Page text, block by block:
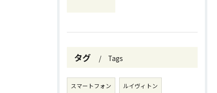
タグ Tags
スマートフォン ルイヴィトン